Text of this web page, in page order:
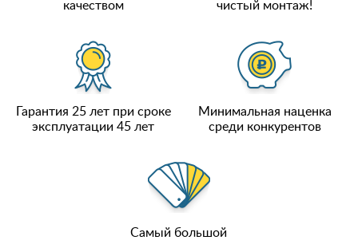
качеством
чистый монтаж!
Гарантия 25 лет при сроке
эксплуатации 45 лет
Минимальная наценка
среди конкурентов
Самый большой